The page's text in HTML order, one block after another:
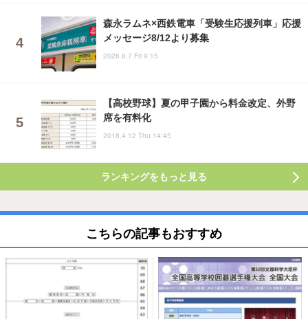
森永ラムネ×西鉄電車「受験生応援列車」応援
メッセージ8/12より募集
2026.8.7 Fri 9:15
【高校野球】夏の甲子園から料金改定、外野
席を有料化
2018.4.12 Thu 14:45
ランキングをもっと見る
こちらの記事もおすすめ